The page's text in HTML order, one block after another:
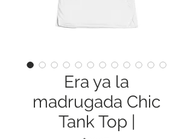
Era ya la
madrugada Chic
Tank Top |